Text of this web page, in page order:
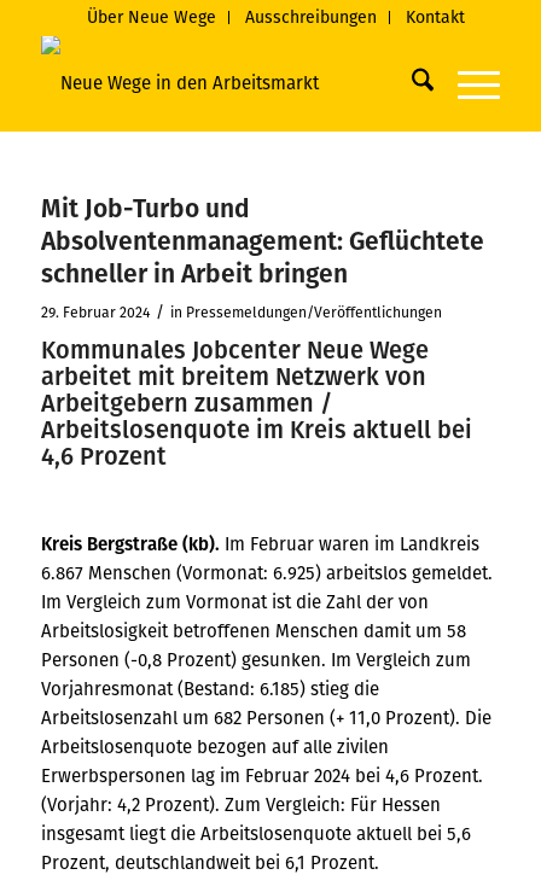
Über Neue Wege Ausschreibungen Kontakt
Mit Job-Turbo und
Absolventenmanagement: Geflüchtete
schneller in Arbeit bringen
29. Februar 2024 / in Pressemeldungen/Veröffentlichungen
Kommunales Jobcenter Neue Wege
arbeitet mit breitem Netzwerk von
Arbeitgebern zusammen /
Arbeitslosenquote im Kreis aktuell bei
4,6 Prozent
Kreis Bergstraße (kb). Im Februar waren im Landkreis
6.867 Menschen (Vormonat: 6.925) arbeitslos gemeldet.
Im Vergleich zum Vormonat ist die Zahl der von
Arbeitslosigkeit betroffenen Menschen damit um 58
Personen (-0,8 Prozent) gesunken. Im Vergleich zum
Vorjahresmonat (Bestand: 6.185) stieg die
Arbeitslosenzahl um 682 Personen (+ 11,0 Prozent). Die
Arbeitslosenquote bezogen auf alle zivilen
Erwerbspersonen lag im Februar 2024 bei 4,6 Prozent.
(Vorjahr: 4,2 Prozent). Zum Vergleich: Für Hessen
insgesamt liegt die Arbeitslosenquote aktuell bei 5,6
Prozent, deutschlandweit bei 6,1 Prozent.